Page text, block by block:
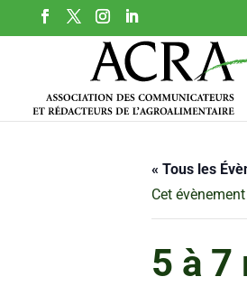
« Tous les
Cet
5 à 7